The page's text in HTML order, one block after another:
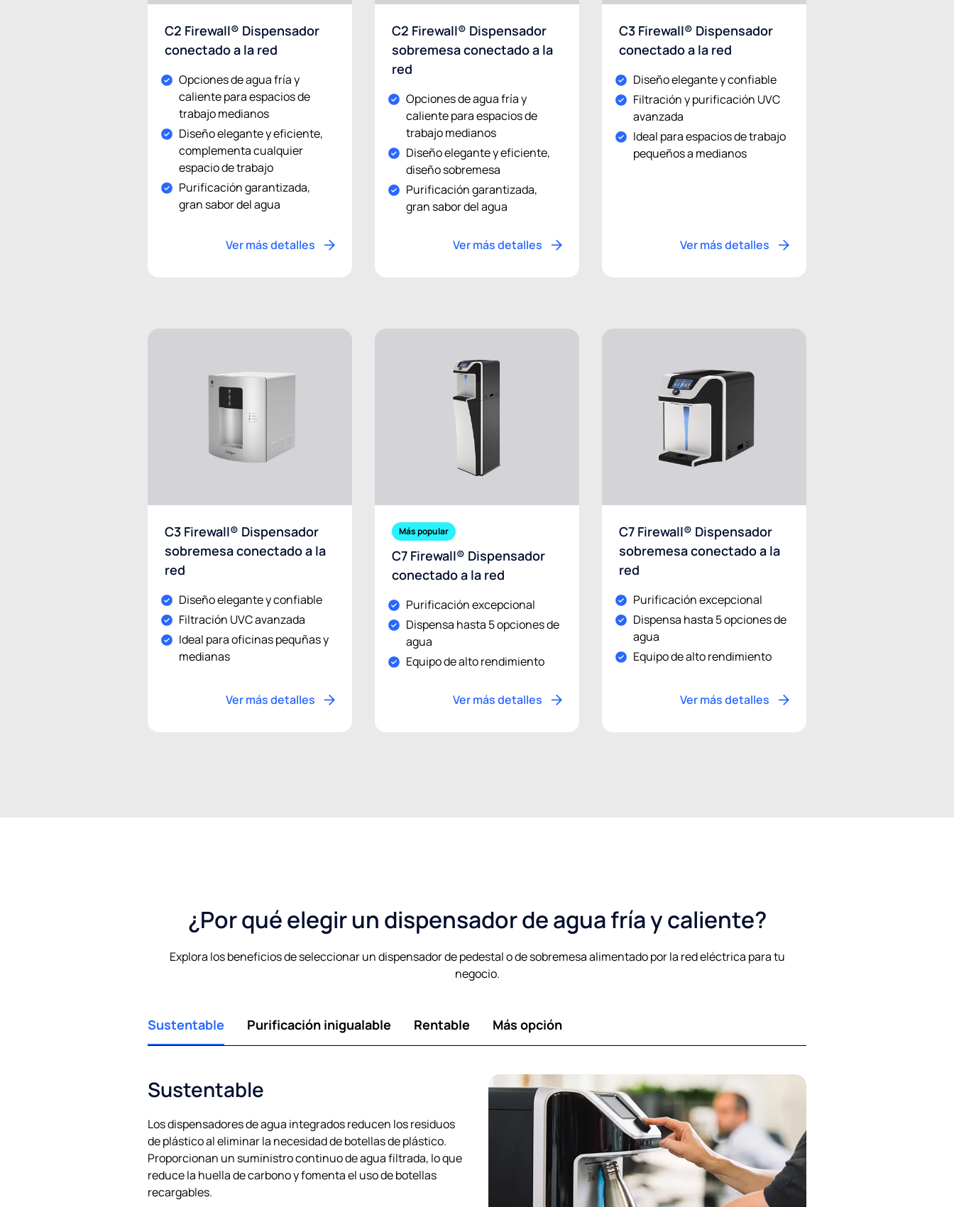
C2 Firewall® Dispensador
conectado a la red
Opciones de agua fría y
caliente para espacios de
trabajo medianos
Diseño elegante y eficiente,
complementa cualquier
espacio de trabajo
Purificación garantizada,
gran sabor del agua
Ver más detalles
C2 Firewall® Dispensador
sobremesa conectado a la
red
Opciones de agua fría y
caliente para espacios de
trabajo medianos
Diseño elegante y eficiente,
diseño sobremesa
Purificación garantizada,
gran sabor del agua
Ver más detalles
C3 Firewall® Dispensador
conectado a la red
Diseño elegante y confiable
Filtración y purificación UVC
avanzada
Ideal para espacios de trabajo
pequeños a medianos
Ver más detalles
C3 Firewall® Dispensador
sobremesa conectado a la
red
Diseño elegante y confiable
Filtración UVC avanzada
Ideal para oficinas pequñas y
medianas
Ver más detalles
Más popular
C7 Firewall® Dispensador
conectado a la red
Purificación excepcional
Dispensa hasta 5 opciones de
agua
Equipo de alto rendimiento
Ver más detalles
C7 Firewall® Dispensador
sobremesa conectado a la
red
Purificación excepcional
Dispensa hasta 5 opciones de
agua
Equipo de alto rendimiento
Ver más detalles
¿Por qué elegir un dispensador de agua fría y caliente?
Explora los beneficios de seleccionar un dispensador de pedestal o de sobremesa alimentado por la red eléctrica para tu
negocio.
Sustentable Purificación inigualable Rentable Más opción
Sustentable
Los dispensadores de agua integrados reducen los residuos
de plástico al eliminar la necesidad de botellas de plástico.
Proporcionan un suministro continuo de agua filtrada, lo que
reduce la huella de carbono y fomenta el uso de botellas
recargables.